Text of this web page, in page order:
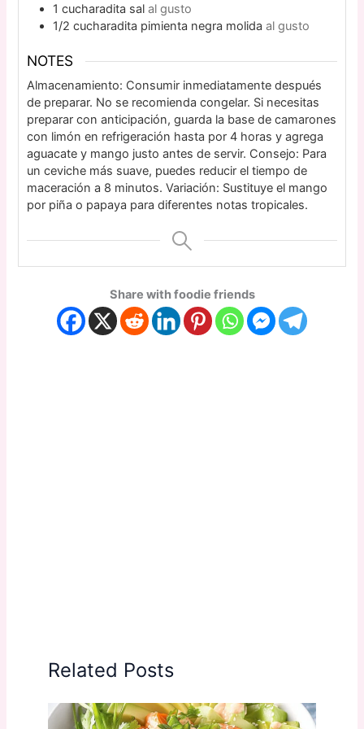
1 cucharadita sal al gusto
1/2 cucharadita pimienta negra molida al gusto
NOTES
Almacenamiento: Consumir inmediatamente después
de preparar. No se recomienda congelar. Si necesitas
preparar con anticipación, guarda la base de camarones
con limón en refrigeración hasta por 4 horas y agrega
aguacate y mango justo antes de servir. Consejo: Para
un ceviche más suave, puedes reducir el tiempo de
maceración a 8 minutos. Variación: Sustituye el mango
por piña o papaya para diferentes notas tropicales.
Share with foodie friends
Related Posts